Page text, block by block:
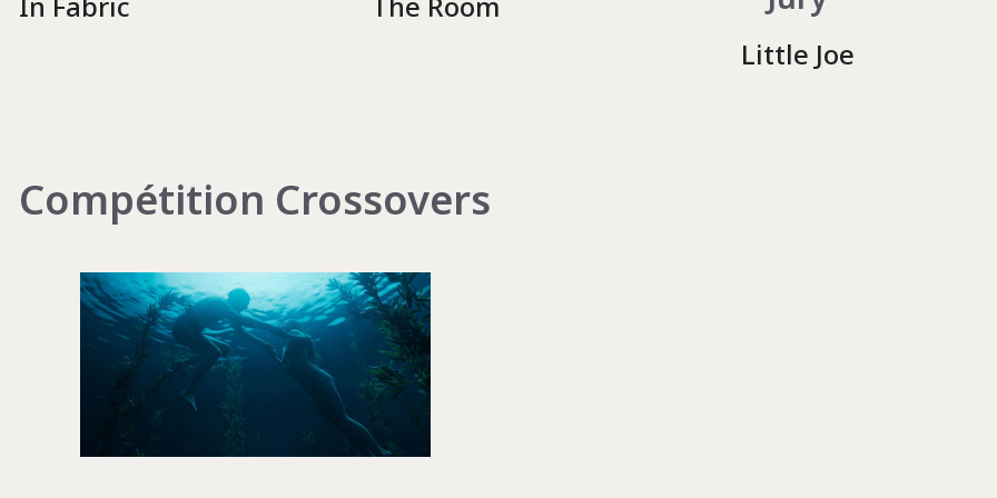
Little Joe
Compétition Crossovers